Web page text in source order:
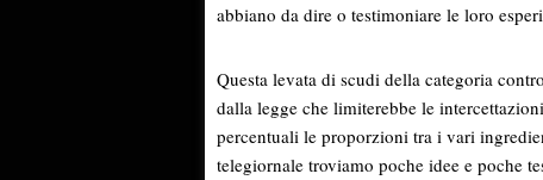
abbiano da dire o testimoniare le loro
Questa levata di scudi della categoria
dalla legge che limiterebbe le
percentuali le proporzioni tra i vari
telegiornale troviamo poche idee e poche